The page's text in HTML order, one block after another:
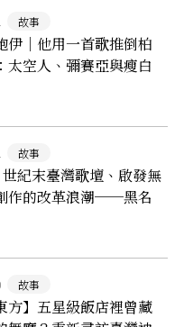
故事
伊｜他用一首歌推倒柏
太空人、彌賽亞與瘦白
代搖滾巨匠的三種人格
故事
紀末臺灣歌壇、啟發無
作的改革浪潮──黑名
故事
方】五星級飯店裡曾藏